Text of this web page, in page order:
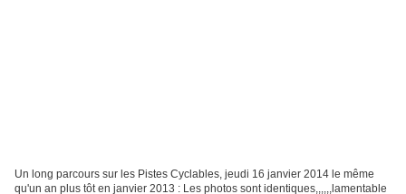
Un long parcours sur les Pistes Cyclables, jeudi 16 janvier 2014 le même
qu'un an plus tôt en janvier 2013 : Les photos sont identiques,,,,,,lamentable